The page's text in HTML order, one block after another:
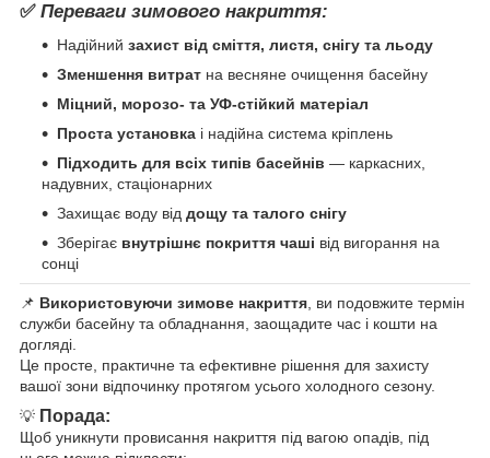
✅ Переваги зимового накриття:
Надійний захист від сміття, листя, снігу та льоду
Зменшення витрат на весняне очищення басейну
Міцний, морозо- та УФ-стійкий матеріал
Проста установка і надійна система кріплень
Підходить для всіх типів басейнів — каркасних,
надувних, стаціонарних
Захищає воду від дощу та талого снігу
Зберігає внутрішнє покриття чаші від вигорання на
сонці
📌 Використовуючи зимове накриття, ви подовжите термін
служби басейну та обладнання, заощадите час і кошти на
догляді.
Це просте, практичне та ефективне рішення для захисту
вашої зони відпочинку протягом усього холодного сезону.
💡 Порада:
Щоб уникнути провисання накриття під вагою опадів, під